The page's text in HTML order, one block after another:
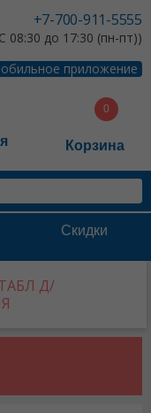
+7-700-911-5555
08:30 до 17:30 (пн-пт))
приложение
Корзина
Скидки
Д/